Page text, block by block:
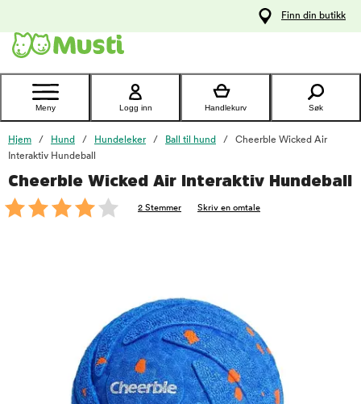
Kontakt
kundeservice
Finn din butikk
Meny Logg inn Handlekurv Søk
Hjem Hund Hundeleker Ball til hund
Cheerble Wicked Air
Interaktiv Hundeball
Cheerble Wicked Air Interaktiv Hundeball
2 Stemmer Skriv en omtale
foo